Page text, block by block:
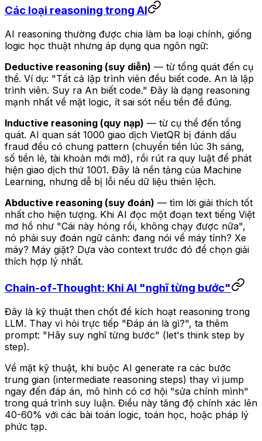
Các loại reasoning trong AI
AI reasoning thường được chia làm ba loại chính, giống
logic học thuật nhưng áp dụng qua ngôn ngữ:
Deductive reasoning (suy diễn) — từ tổng quát đến cụ
thể. Ví dụ: "Tất cả lập trình viên đều biết code. An là lập
trình viên. Suy ra An biết code." Đây là dạng reasoning
mạnh nhất về mặt logic, ít sai sót nếu tiền đề đúng.
Inductive reasoning (quy nạp) — từ cụ thể đến tổng
quát. AI quan sát 1000 giao dịch VietQR bị đánh dấu
fraud đều có chung pattern (chuyển tiền lúc 3h sáng,
số tiền lẻ, tài khoản mới mở), rồi rút ra quy luật để phát
hiện giao dịch thứ 1001. Đây là nền tảng của Machine
Learning, nhưng dễ bị lỗi nếu dữ liệu thiên lệch.
Abductive reasoning (suy đoán) — tìm lời giải thích tốt
nhất cho hiện tượng. Khi AI đọc một đoạn text tiếng Việt
mơ hồ như "Cái này hỏng rồi, không chạy được nữa",
nó phải suy đoán ngữ cảnh: đang nói về máy tính? Xe
máy? Máy giặt? Dựa vào context trước đó để chọn giải
thích hợp lý nhất.
Chain-of-Thought: Khi AI "nghĩ từng bước"
Đây là kỹ thuật then chốt để kích hoạt reasoning trong
LLM. Thay vì hỏi trực tiếp "Đáp án là gì?", ta thêm
prompt: "Hãy suy nghĩ từng bước" (let's think step by
step).
Về mặt kỹ thuật, khi buộc AI generate ra các bước
trung gian (intermediate reasoning steps) thay vì jump
ngay đến đáp án, mô hình có cơ hội "sửa chính mình"
trong quá trình suy luận. Điều này tăng độ chính xác lên
40-60% với các bài toán logic, toán học, hoặc pháp lý
phức tạp.